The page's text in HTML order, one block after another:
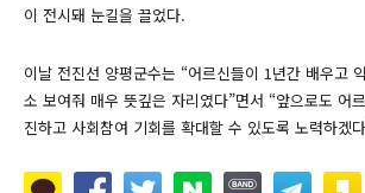
이 전시돼 눈길을 끌었다.
이날 전진선 양평군수는 “어르신들이 1년간 배우고
소 보여줘 매우 뜻깊은 자리였다”면서 “앞으로도 어
진하고 사회참여 기회를 확대할 수 있도록 노력하겠